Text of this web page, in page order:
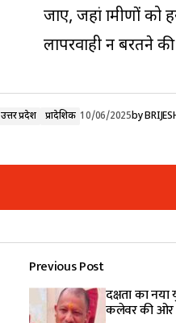
जाए, जहां ग्रामीणों
लापरवाही न बरतने
उत्तर प्रदेश प्रादेशिक 10/06/2025by
Your email address will
Previous Post
दक्षता का नया
कलेवर की ओर